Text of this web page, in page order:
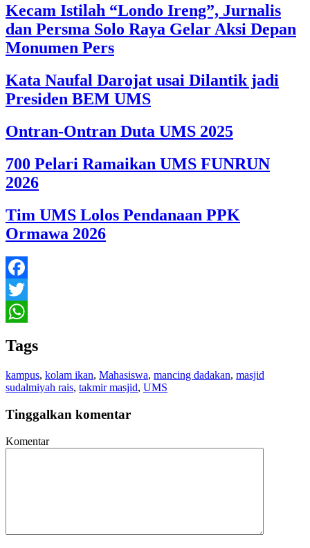
Kecam Istilah “Londo Ireng”, Jurnalis
dan Persma Solo Raya Gelar Aksi Depan
Monumen Pers
Kata Naufal Darojat usai Dilantik jadi
Presiden BEM UMS
Ontran-Ontran Duta UMS 2025
700 Pelari Ramaikan UMS FUNRUN
2026
Tim UMS Lolos Pendanaan PPK
Ormawa 2026
Facebook
Twitter
Tags
kampus, kolam ikan, Mahasiswa, mancing dadakan, masjid
sudalmiyah rais, takmir masjid, UMS
Tinggalkan komentar
Komentar